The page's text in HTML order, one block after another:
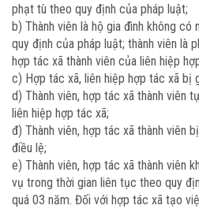
phạt tù theo quy định của pháp luật;
b) Thành viên là hộ gia đình không
quy định của pháp luật; thành viên là
hợp tác xã thành viên của liên hiệp
c) Hợp tác xã, liên hiệp hợp tác xã bị
d) Thành viên, hợp tác xã thành viên
liên hiệp hợp tác xã;
đ) Thành viên, hợp tác xã thành viên
điều lệ;
e) Thành viên, hợp tác xã thành viên
vụ trong thời gian liên tục theo quy
quá 03 năm. Đối với hợp tác xã tạo